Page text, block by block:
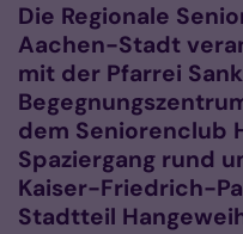
Die Regionale
Aachen-Stadt
mit der Pfarrei
dem Seniorenclub
Spaziergang rund
Kaiser-Friedrich-
Stadtteil